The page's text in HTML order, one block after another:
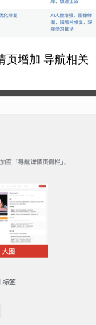
页增加 导航相关